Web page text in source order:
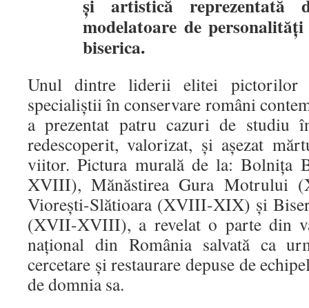
și artistică reprezentată
modelatoare de
biserica.
Unul dintre liderii elitei pictorilor
specialiștii în conservare români
a prezentat patru cazuri de studiu
redescoperit, valorizat, și așezat
viitor. Pictura murală de la: Bolnița
XVIII), Mănăstirea Gura Motrului
Viorești-Slătioara (XVIII-XIX) și
(XVII-XVIII), a revelat o parte din
național din România salvată ca
cercetare și restaurare depuse de
de domnia sa.